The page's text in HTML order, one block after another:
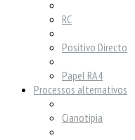
RC
Positivo Directo
Papel RA4
Processos alternativos
Cianotipia